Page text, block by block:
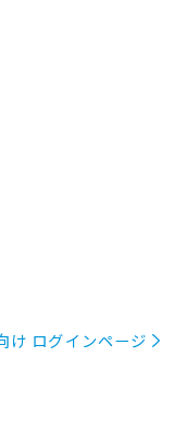
け ログインページ